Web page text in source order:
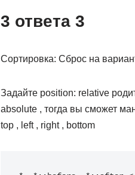
3 ответа 3
Сортировка: Сброс на
Задайте position: relative
absolute , тогда вы сможет
top , left , right , bottom